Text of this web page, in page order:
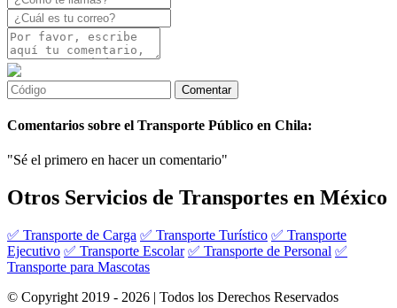
Comentarios sobre el Transporte Público en Chila:
"Sé el primero en hacer un comentario"
Otros Servicios de Transportes en México
✅ Transporte de Carga ✅ Transporte Turístico ✅ Transporte
Ejecutivo ✅ Transporte Escolar ✅ Transporte de Personal ✅
Transporte para Mascotas
© Copyright 2019 - 2026 | Todos los Derechos Reservados